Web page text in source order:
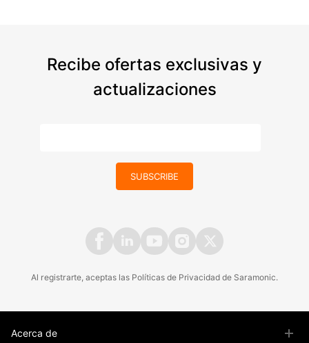
Recibe ofertas exclusivas y
actualizaciones
SUBSCRIBE
Al registrarte, aceptas las Políticas de Privacidad de Saramonic.
Acerca de